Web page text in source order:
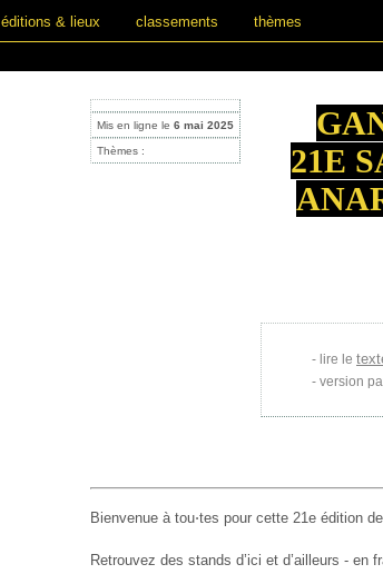
éditions & lieux classements thèmes
Mis en ligne le 6 mai 2025
Thèmes :
21E
lire le
version
Bienvenue à tou⋅tes pour cette 21e édition
Retrouvez des stands d’ici et d’ailleurs - en